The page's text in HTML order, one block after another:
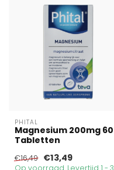
PHITAL
Magnesium 200mg 60
Tabletten
€16,49 €13,49
Op voorraad. Levertijd 1 - 3